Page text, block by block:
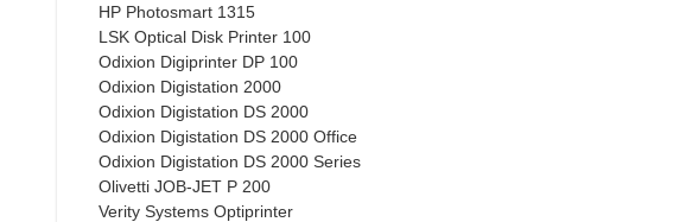
HP Photosmart 1315
LSK Optical Disk Printer 100
Odixion Digiprinter DP 100
Odixion Digistation 2000
Odixion Digistation DS 2000
Odixion Digistation DS 2000 Office
Odixion Digistation DS 2000 Series
Olivetti JOB-JET P 200
Verity Systems Optiprinter